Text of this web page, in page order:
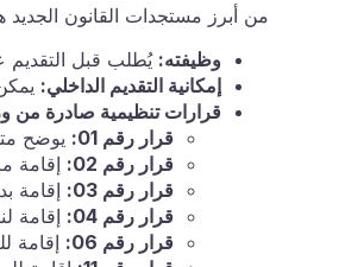
من أبرز مستجدات القانون
وظيفته: يُطلب قبل التقديم
إمكانية التقديم الداخلي:
قرارات تنظيمية صادرة من
قرار رقم 01:
يوضح
قرار رقم 02:
إقامة
قرار رقم 03:
إقامة
قرار رقم 04:
إقامة
قرار رقم 06:
إقامة